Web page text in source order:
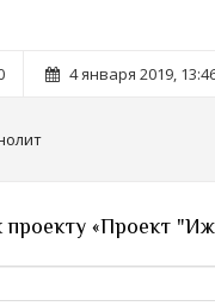
4 января 2019,
«Проект